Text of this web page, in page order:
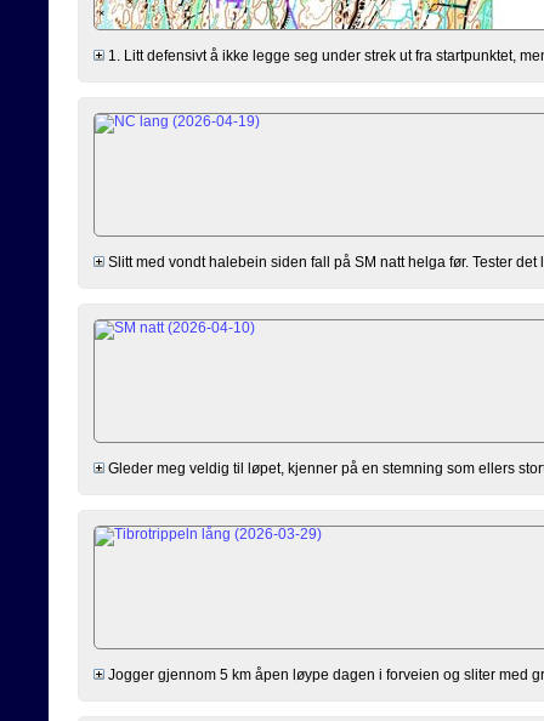
1. Litt defensivt å ikke legge seg under strek ut fra startpunktet,
Slitt med vondt halebein siden fall på SM natt helga før. Tester
Gleder meg veldig til løpet, kjenner på en stemning som ellers
Jogger gjennom 5 km åpen løype dagen i forveien og sliter med